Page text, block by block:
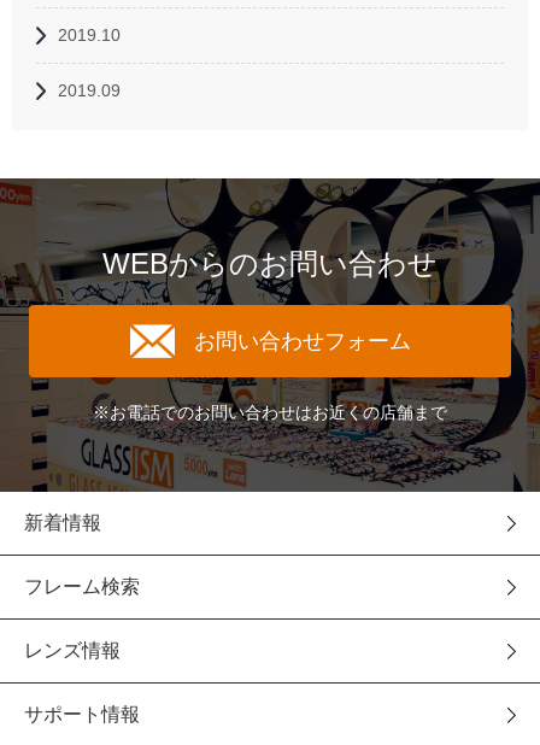
2019.10
2019.09
WEBからのお問い合わせ
お問い合わせフォーム
※お電話でのお問い合わせはお近くの店舗まで
新着情報
フレーム検索
レンズ情報
サポート情報